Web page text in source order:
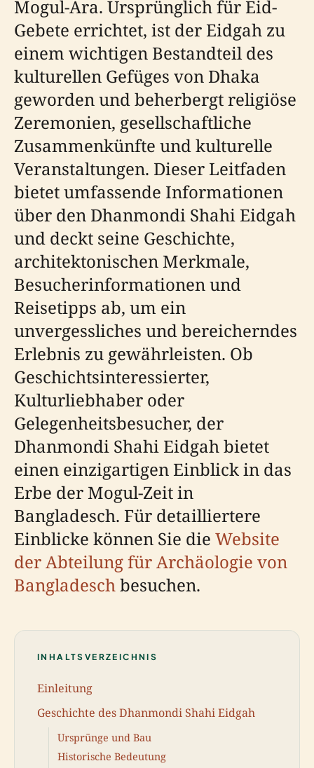
Mogul-Ära. Ursprünglich für Eid-
Gebete errichtet, ist der Eidgah zu
einem wichtigen Bestandteil des
kulturellen Gefüges von Dhaka
geworden und beherbergt religiöse
Zeremonien, gesellschaftliche
Zusammenkünfte und kulturelle
Veranstaltungen. Dieser Leitfaden
bietet umfassende Informationen
über den Dhanmondi Shahi Eidgah
und deckt seine Geschichte,
architektonischen Merkmale,
Besucherinformationen und
Reisetipps ab, um ein
unvergessliches und bereicherndes
Erlebnis zu gewährleisten. Ob
Geschichtsinteressierter,
Kulturliebhaber oder
Gelegenheitsbesucher, der
Dhanmondi Shahi Eidgah bietet
einen einzigartigen Einblick in das
Erbe der Mogul-Zeit in
Bangladesch. Für detailliertere
Einblicke können Sie die Website
der Abteilung für Archäologie von
Bangladeschbesuchen.
INHALTSVERZEICHNIS
Einleitung
Geschichte des Dhanmondi Shahi Eidgah
Ursprünge und Bau
Historische Bedeutung